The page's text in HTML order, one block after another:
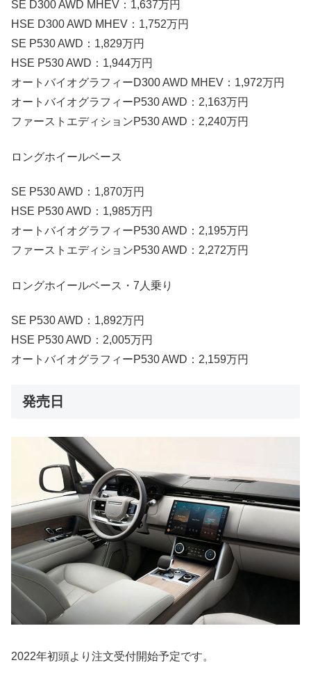
SE D300 AWD MHEV：1,637万円
HSE D300 AWD MHEV：1,752万円
SE P530 AWD：1,829万円
HSE P530 AWD：1,944万円
オートバイオグラフィーD300 AWD MHEV：1,972万円
オートバイオグラフィーP530 AWD：2,163万円
ファーストエディションP530 AWD：2,240万円
ロングホイールベース
SE P530 AWD：1,870万円
HSE P530 AWD：1,985万円
オートバイオグラフィーP530 AWD：2,195万円
ファーストエディションP530 AWD：2,272万円
ロングホイールベース・7人乗り
SE P530 AWD：1,892万円
HSE P530 AWD：2,005万円
オートバイオグラフィーP530 AWD：2,159万円
発売日
2022年初頭より注文受付開始予定です。